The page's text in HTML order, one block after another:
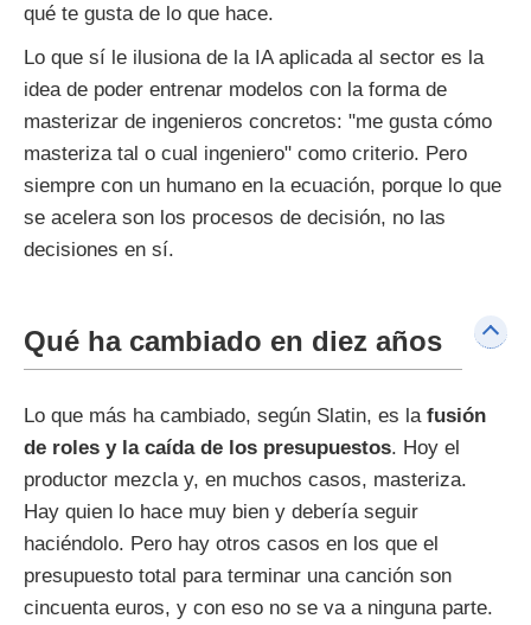
qué te gusta de lo que hace.
Lo que sí le ilusiona de la IA aplicada al sector es la
idea de poder entrenar modelos con la forma de
masterizar de ingenieros concretos: "me gusta cómo
masteriza tal o cual ingeniero" como criterio. Pero
siempre con un humano en la ecuación, porque lo que
se acelera son los procesos de decisión, no las
decisiones en sí.
Qué ha cambiado en diez años
Lo que más ha cambiado, según Slatin, es la fusión
de roles y la caída de los presupuestos. Hoy el
productor mezcla y, en muchos casos, masteriza.
Hay quien lo hace muy bien y debería seguir
haciéndolo. Pero hay otros casos en los que el
presupuesto total para terminar una canción son
cincuenta euros, y con eso no se va a ninguna parte.